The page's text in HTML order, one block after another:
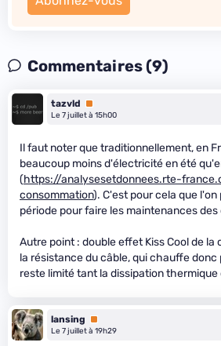
Commentaires (9)
tazvld
Premium
Le 7 juillet à 15h00
Il faut noter que traditionnellement, en
beaucoup moins d'électricité en été
(https://analysesetdonnees.rte-
consommation). C'est pour cela que
période pour faire les maintenances
Autre point : double effet Kiss Cool de la
la résistance du câble, qui chauffe donc
reste limité tant la dissipation
lansing
Premium
Le 7 juillet à 19h29